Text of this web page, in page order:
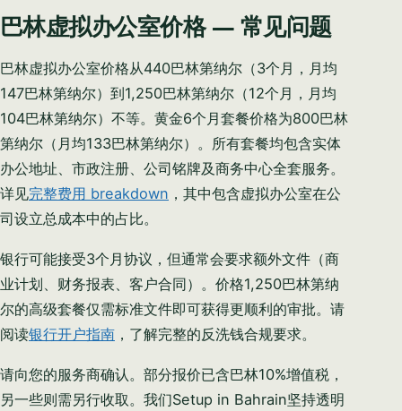
巴林虚拟办公室价格 — 常见问题
巴林虚拟办公室价格从440巴林第纳尔（3个月，月均
147巴林第纳尔）到1,250巴林第纳尔（12个月，月均
104巴林第纳尔）不等。黄金6个月套餐价格为800巴林
第纳尔（月均133巴林第纳尔）。所有套餐均包含实体
办公地址、市政注册、公司铭牌及商务中心全套服务。
详见完整费用 breakdown ，其中包含虚拟办公室在公
司设立总成本中的占比。
银行可能接受3个月协议，但通常会要求额外文件（商
业计划、财务报表、客户合同）。价格1,250巴林第纳
尔的高级套餐仅需标准文件即可获得更顺利的审批。请
阅读银行开户指南 ，了解完整的反洗钱合规要求。
请向您的服务商确认。部分报价已含巴林10%增值税，
另一些则需另行收取。我们Setup in Bahrain坚持透明